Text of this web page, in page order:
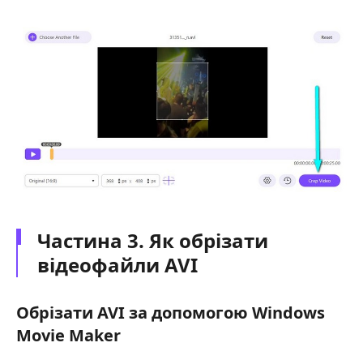
Частина 3. Як обрізати
відеофайли AVI
Обрізати AVI за допомогою Windows
Movie Maker